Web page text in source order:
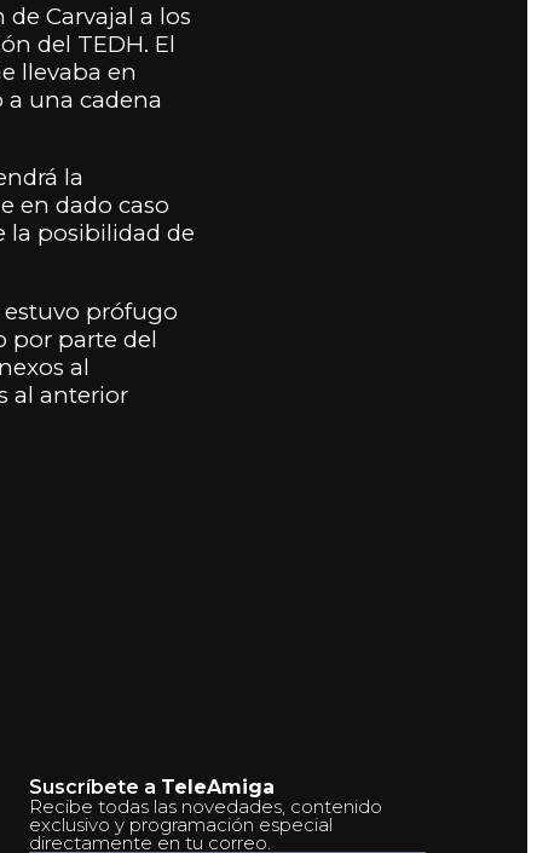
Carvajal a los
del TEDH. El
llevaba en
a una cadena
la
en dado caso
la posibilidad de
estuvo prófugo
por parte del
al
al anterior
Suscríbete a TeleAmiga
Recibe todas las novedades, contenido
exclusivo y programación especial
directamente en tu correo.